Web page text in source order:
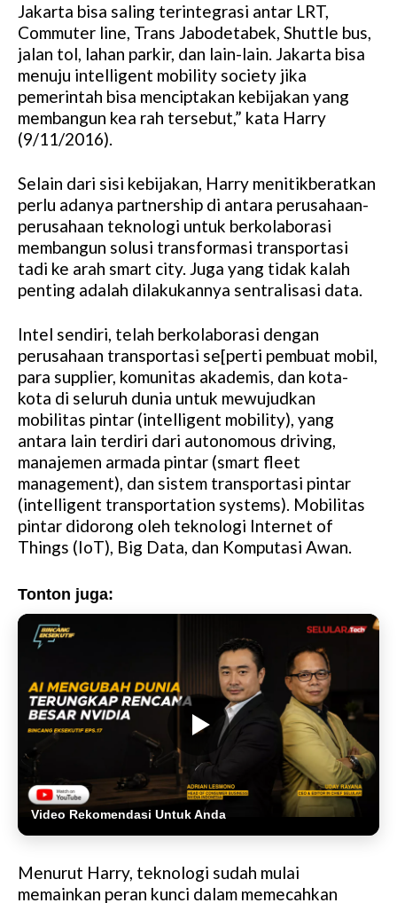
u
t
Jakarta bisa saling terintegrasi antar LRT,
Commuter line, Trans Jabodetabek, Shuttle bus,
jalan tol, lahan parkir, dan lain-lain. Jakarta bisa
menuju intelligent mobility society jika
pemerintah bisa menciptakan kebijakan yang
membangun kea rah tersebut,” kata Harry
(9/11/2016).
Selain dari sisi kebijakan, Harry menitikberatkan
perlu adanya partnership di antara perusahaan-
perusahaan teknologi untuk berkolaborasi
membangun solusi transformasi transportasi
tadi ke arah smart city. Juga yang tidak kalah
penting adalah dilakukannya sentralisasi data.
Intel sendiri, telah berkolaborasi dengan
perusahaan transportasi se[perti pembuat mobil,
para supplier, komunitas akademis, dan kota-
kota di seluruh dunia untuk mewujudkan
mobilitas pintar (intelligent mobility), yang
antara lain terdiri dari autonomous driving,
manajemen armada pintar (smart fleet
management), dan sistem transportasi pintar
(intelligent transportation systems). Mobilitas
pintar didorong oleh teknologi Internet of
Things (IoT), Big Data, dan Komputasi Awan.
Tonton juga:
Video Rekomendasi Untuk Anda
Menurut Harry, teknologi sudah mulai
memainkan peran kunci dalam memecahkan